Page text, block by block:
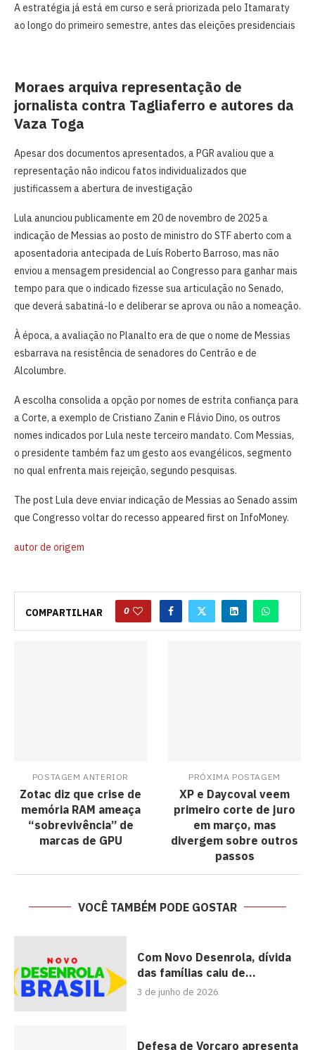
A estratégia já está em curso e será priorizada pelo Itamaraty
ao longo do primeiro semestre, antes das eleições presidenciais
Moraes arquiva representação de
jornalista contra Tagliaferro e autores da
Vaza Toga
Apesar dos documentos apresentados, a PGR avaliou que a
representação não indicou fatos individualizados que
justificassem a abertura de investigação
Lula anunciou publicamente em 20 de novembro de 2025 a
indicação de Messias ao posto de ministro do STF aberto com a
aposentadoria antecipada de Luís Roberto Barroso, mas não
enviou a mensagem presidencial ao Congresso para ganhar mais
tempo para que o indicado fizesse sua articulação no Senado,
que deverá sabatiná-lo e deliberar se aprova ou não a nomeação.
À época, a avaliação no Planalto era de que o nome de Messias
esbarrava na resistência de senadores do Centrão e de
Alcolumbre.
A escolha consolida a opção por nomes de estrita confiança para
a Corte, a exemplo de Cristiano Zanin e Flávio Dino, os outros
nomes indicados por Lula neste terceiro mandato. Com Messias,
o presidente também faz um gesto aos evangélicos, segmento
no qual enfrenta mais rejeição, segundo pesquisas.
The post Lula deve enviar indicação de Messias ao Senado assim
que Congresso voltar do recesso appeared first on InfoMoney.
autor de origem
COMPARTILHAR 0
POSTAGEM ANTERIOR
Zotac diz que crise de
memória RAM ameaça
“sobrevivência” de
marcas de GPU
PRÓXIMA POSTAGEM
XP e Daycoval veem
primeiro corte de juro
em março, mas
divergem sobre outros
passos
VOCÊ TAMBÉM PODE GOSTAR
Com Novo Desenrola, dívida
das famílias caiu de...
3 de junho de 2026
Defesa de Vorcaro apresenta